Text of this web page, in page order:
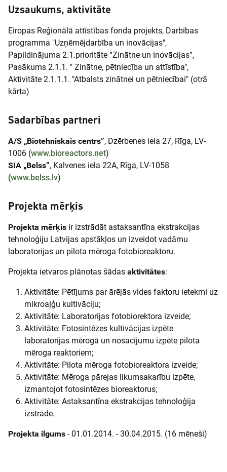
Uzsaukums, aktivitāte
Eiropas Reģionālā attīstības fonda projekts, Darbības
programma "Uzņēmējdarbība un inovācijas",
Papildinājuma 2.1.prioritāte “Zinātne un inovācijas”,
Pasākums 2.1.1. " Zinātne, pētniecība un attīstība",
Aktivitāte 2.1.1.1. "Atbalsts zinātnei un pētniecībai" (otrā
kārta)
Sadarbības partneri
A/S „Biotehniskais centrs”, Dzērbenes iela 27, Rīga, LV-
1006 (www.bioreactors.net)
SIA „Belss”, Kalvenes iela 22A, Rīga, LV-1058
(www.belss.lv)
Projekta mērķis
Projekta mērķis ir izstrādāt astaksantīna ekstrakcijas
tehnoloģiju Latvijas apstākļos un izveidot vadāmu
laboratorijas un pilota mēroga fotobioreaktoru.
Projekta ietvaros plānotas šādas aktivitātes:
Aktivitāte: Pētījums par ārējās vides faktoru ietekmi uz
mikroaļģu kultivāciju;
Aktivitāte: Laboratorijas fotobiorektora izveide;
Aktivitāte: Fotosintēzes kultivācijas izpēte
laboratorijas mērogā un nosacījumu izpēte pilota
mēroga reaktoriem;
Aktivitāte: Pilota mēroga fotobioreaktora izveide;
Aktivitāte: Mēroga pārejas likumsakarību izpēte,
izmantojot fotosintēzes bioreaktorus;
Aktivitāte: Astaksantīna ekstrakcijas tehnoloģija
izstrāde.
Projekta ilgums - 01.01.2014. - 30.04.2015. (16 mēneši)